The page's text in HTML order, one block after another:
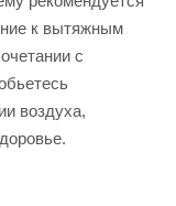
к вытяжным
с
воздуха,